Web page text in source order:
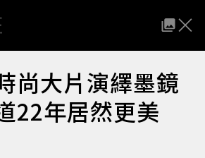
尚大片演繹墨鏡
22年居然更美